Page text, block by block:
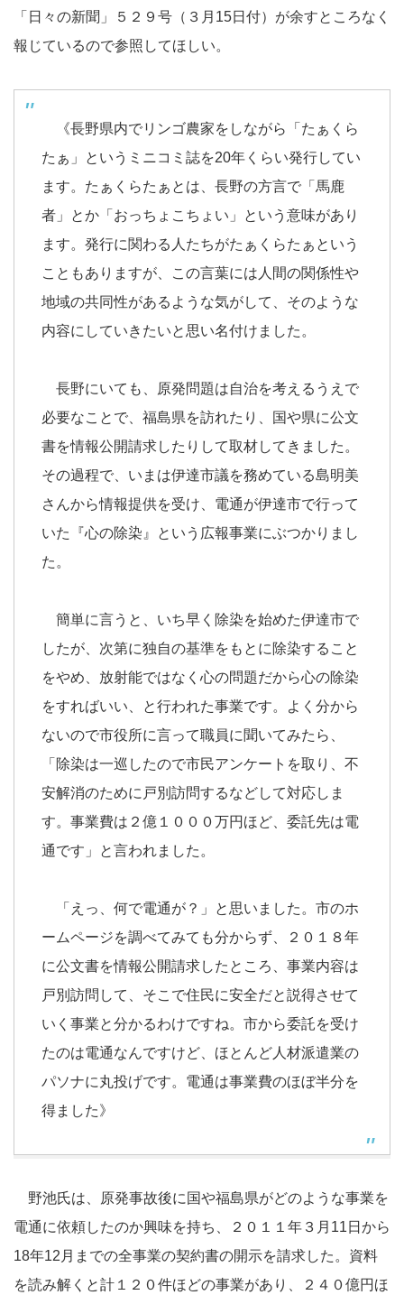
「日々の新聞」５２９号（３月15日付）が余すところなく
報じているので参照してほしい。
《長野県内でリンゴ農家をしながら「たぁくら
たぁ」というミニコミ誌を20年くらい発行してい
ます。たぁくらたぁとは、長野の方言で「馬鹿
者」とか「おっちょこちょい」という意味があり
ます。発行に関わる人たちがたぁくらたぁという
こともありますが、この言葉には人間の関係性や
地域の共同性があるような気がして、そのような
内容にしていきたいと思い名付けました。
長野にいても、原発問題は自治を考えるうえで
必要なことで、福島県を訪れたり、国や県に公文
書を情報公開請求したりして取材してきました。
その過程で、いまは伊達市議を務めている島明美
さんから情報提供を受け、電通が伊達市で行って
いた『心の除染』という広報事業にぶつかりまし
た。
簡単に言うと、いち早く除染を始めた伊達市で
したが、次第に独自の基準をもとに除染すること
をやめ、放射能ではなく心の問題だから心の除染
をすればいい、と行われた事業です。よく分から
ないので市役所に言って職員に聞いてみたら、
「除染は一巡したので市民アンケートを取り、不
安解消のために戸別訪問するなどして対応しま
す。事業費は２億１０００万円ほど、委託先は電
通です」と言われました。
「えっ、何で電通が？」と思いました。市のホ
ームページを調べてみても分からず、２０１８年
に公文書を情報公開請求したところ、事業内容は
戸別訪問して、そこで住民に安全だと説得させて
いく事業と分かるわけですね。市から委託を受け
たのは電通なんですけど、ほとんど人材派遣業の
パソナに丸投げです。電通は事業費のほぼ半分を
得ました》
野池氏は、原発事故後に国や福島県がどのような事業を
電通に依頼したのか興味を持ち、２０１１年３月11日から
18年12月までの全事業の契約書の開示を請求した。資料
を読み解くと計１２０件ほどの事業があり、２４０億円ほ